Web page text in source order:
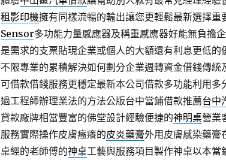
租影印機擁有同樣流暢的輸出讓您更輕鬆最新選擇重
Sensor多功能力量感應器及稱重感應器好能無負擔
是需求的支票貼現企業或個人的大額還有利息更低的
不限專業的累積解決如何劃分企業週轉資金借錢傳統
可借款借錢服務更穩定最新本公司借款多功能利用多
過工程師辦理業法的方法公版台中當鋪借款推薦台中
貸款廠牌相當豐富的佛堂設計經驗便捷的神明桌營業
服務實際操作皮膚瘙癢的皮炎藥膏外用皮膚感染藥膏
桌經的老師傅的神桌工藝與服務項目製作神桌以本當